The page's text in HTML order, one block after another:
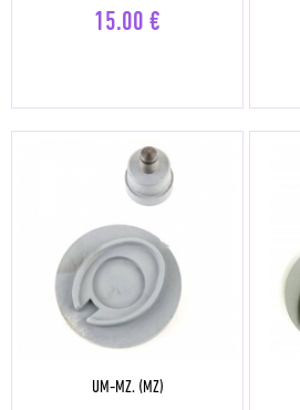
15.00 €
UM-MZ. (MZ)